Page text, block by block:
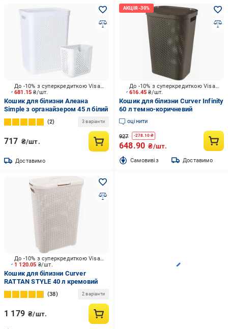
681.15₴/шт.
До -10% з суперкредиткою Visa Вигода
Кошик для білизни Алеана
Simple з органайзером 45 л білий
2 3 варіанти
717 ₴/шт.
Доставимо
616.45₴/шт.
До -10% з суперкредиткою Visa Вигода
Кошик для білизни Curver Infinity
60 л темно-коричневий
оцінити
927 -278.10₴
648.90 ₴/шт.
Cамовивіз Доставимо
1 120.05 ₴/шт.
До -10% з суперкредиткою Visa Вигода
Кошик для білизни Curver
RATTAN STYLE 40 л кремовий
38 2 варіанти
1 179 ₴/шт.